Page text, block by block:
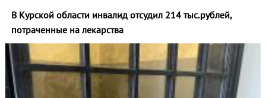
В Курской области инвалид отсудил 214 тыс.рублей,
потраченные на лекарства